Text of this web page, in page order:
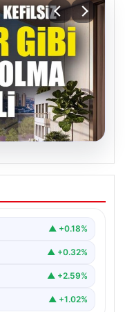
ile Kendi
Ataşehir 173
müşterilerine▲ +0.18%
▲ +0.32%
▲ +2.59%
▲ +1.02%